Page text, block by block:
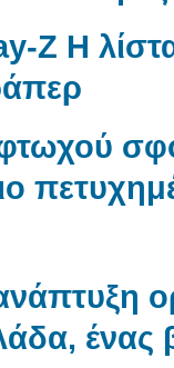
Z Η
ένας